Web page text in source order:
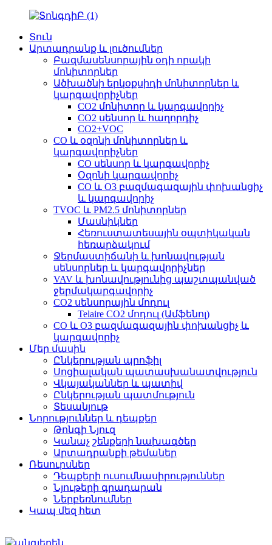
Տուն
Արտադրանք և լուծումներ
Բազմասենսորային օդի որակի
մոնիտորներ
Ածխածնի երկօքսիդի մոնիտորներ և
կարգավորիչներ
CO2 մոնիտոր և կարգավորիչ
CO2 սենսոր և հաղորդիչ
CO2+VOC
CO և օզոնի մոնիտորներ և
կարգավորիչներ
CO սենսոր և կարգավորիչ
Օզոնի կարգավորիչ
CO և O3 բազմագազային փոխանցիչ
և կարգավորիչ
TVOC և PM2.5 մոնիտորներ
Մասնիկներ
Հեռուստատեսային օպտիկական
հեռարձակում
Ջերմաստիճանի և խոնավության
սենսորներ և կարգավորիչներ
VAV և խոնավությունից պաշտպանված
ջերմակարգավորիչ
CO2 սենսորային մոդուլ
Telaire CO2 մոդուլ (Ամֆենոլ)
CO և O3 բազմագազային փոխանցիչ և
կարգավորիչ
Մեր մասին
Ընկերության պրոֆիլ
Սոցիալական պատասխանատվություն
Վկայականներ և պատիվ
Ընկերության պատմություն
Տեսանյութ
Նորություններ և դեպքեր
Թոնգի Նյուզ
Կանաչ շենքերի նախագծեր
Արտադրանքի թեմաներ
Ռեսուրսներ
Դեպքերի ուսումնասիրություններ
Նյութերի գրադարան
Ներբեռնումներ
Կապ մեզ հետ